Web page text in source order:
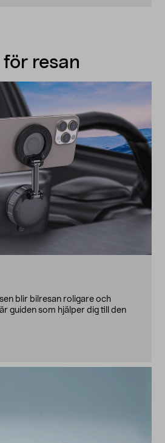
resan
blir bilresan roligare och
guiden som hjälper dig till den